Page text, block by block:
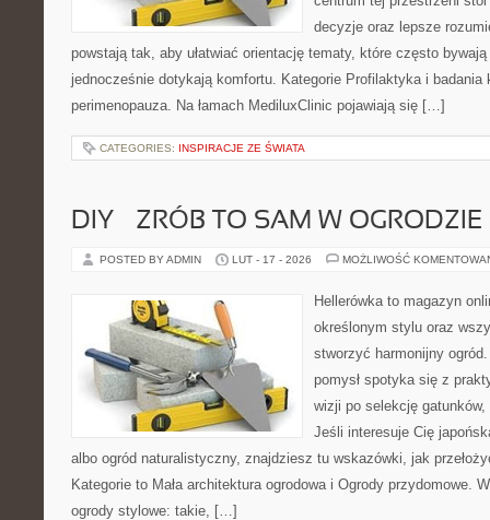
decyzje oraz lepsze
powstają tak, aby ułatwiać orientację tematy, które często
jednocześnie dotykają komfortu. Kategorie Profilaktyka i badania
perimenopauza. Na łamach MediluxClinic pojawiają się […]
CATEGORIES: INSPIRACJE ZE ŚWIATA
DIY – ZRÓB TO SAM W OGRODZIE
POSTED BY ADMIN LUT - 17 - 2026 MOŻLIWOŚĆ
Hellerówka to magazyn
określonym stylu oraz
stworzyć harmonijny
pomysł spotyka się z
wizji po selekcję
Jeśli interesuje Cię
albo ogród naturalistyczny, znajdziesz tu wskazówki, jak
Kategorie to Mała architektura ogrodowa i Ogrody przydomowe.
ogrody stylowe: takie, […]